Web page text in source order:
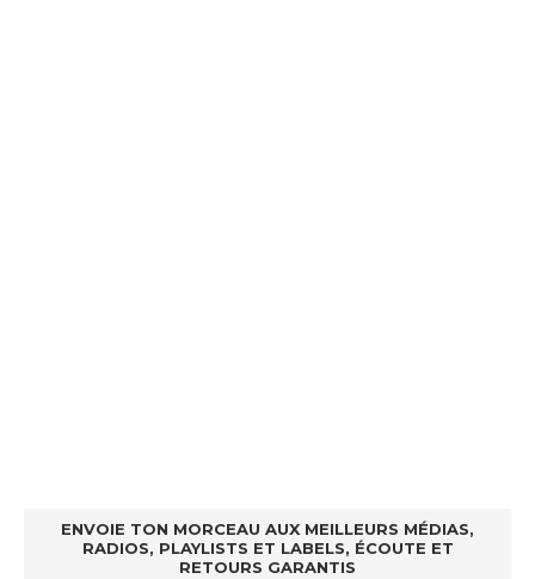
ENVOIE TON MORCEAU AUX MEILLEURS MÉDIAS,
RADIOS, PLAYLISTS ET LABELS, ÉCOUTE ET
RETOURS GARANTIS